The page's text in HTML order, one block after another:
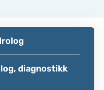
diagnostikk